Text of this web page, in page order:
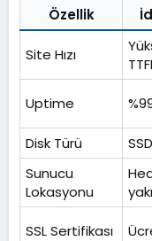
Özellik
Site Hızı
Uptime
Disk Türü
Sunucu
Lokasyonu
SSL Sertifikası